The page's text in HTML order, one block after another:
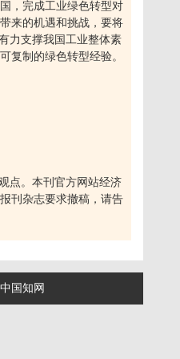
，完成工业绿色转型对
来的机遇和挑战，要将
力支撑我国工业整体素
复制的绿色转型经验。
点。本刊官方网站经济
刊杂志要求撤稿，请告
中国知网